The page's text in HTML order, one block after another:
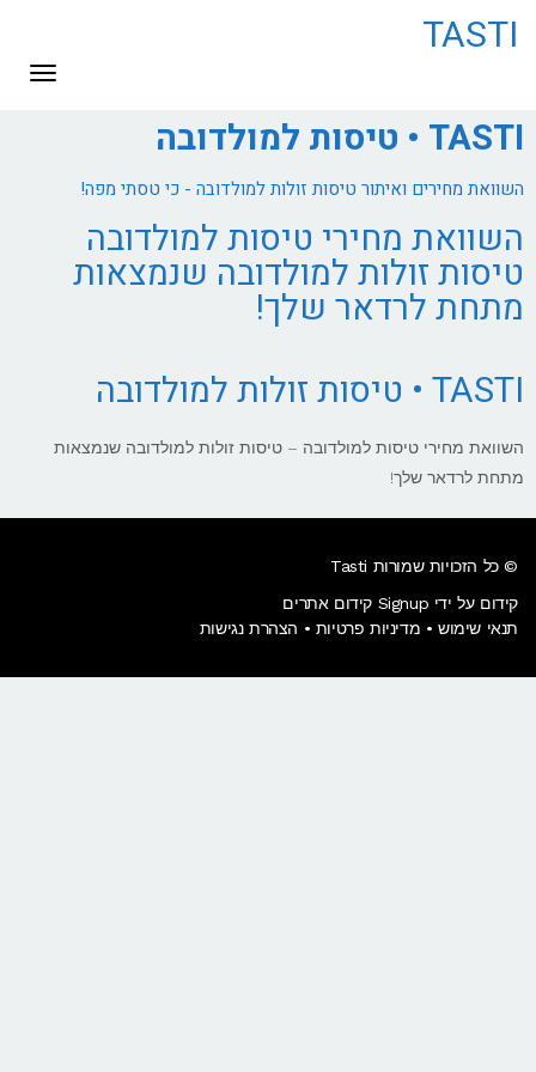
TASTI
TASTI • טיסות למולדובה
השוואת מחירים ואיתור טיסות זולות למולדובה - כי טסתי מפה!
השוואת מחירי טיסות למולדובה
טיסות זולות למולדובה שנמצאות
מתחת לרדאר שלך!
TASTI • טיסות זולות למולדובה
השוואת מחירי טיסות למולדובה – טיסות זולות למולדובה שנמצאות
מתחת לרדאר שלך!
© כל הזכויות שמורות Tasti
קידום על ידי Signup קידום אתרים
תנאי שימוש • מדיניות פרטיות • הצהרת נגישות